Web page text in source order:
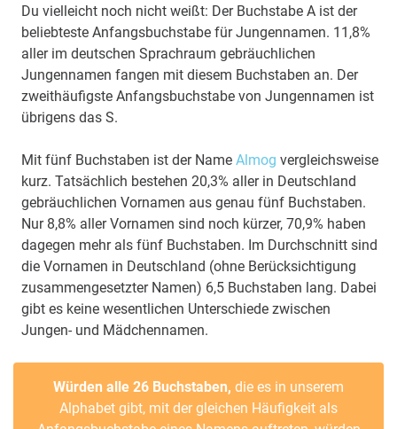
Du vielleicht noch nicht weißt: Der Buchstabe A ist der
beliebteste Anfangsbuchstabe für Jungennamen. 11,8%
aller im deutschen Sprachraum gebräuchlichen
Jungennamen fangen mit diesem Buchstaben an. Der
zweithäufigste Anfangsbuchstabe von Jungennamen ist
übrigens das S.
Mit fünf Buchstaben ist der Name Almog vergleichsweise
kurz. Tatsächlich bestehen 20,3% aller in Deutschland
gebräuchlichen Vornamen aus genau fünf Buchstaben.
Nur 8,8% aller Vornamen sind noch kürzer, 70,9% haben
dagegen mehr als fünf Buchstaben. Im Durchschnitt sind
die Vornamen in Deutschland (ohne Berücksichtigung
zusammengesetzter Namen) 6,5 Buchstaben lang. Dabei
gibt es keine wesentlichen Unterschiede zwischen
Jungen- und Mädchennamen.
Würden alle 26 Buchstaben, die es in unserem
Alphabet gibt, mit der gleichen Häufigkeit als